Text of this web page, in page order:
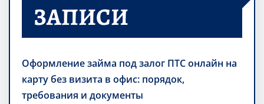
ЗАПИСИ
Оформление займа под залог ПТС онлайн на
карту без визита в офис: порядок,
требования и документы